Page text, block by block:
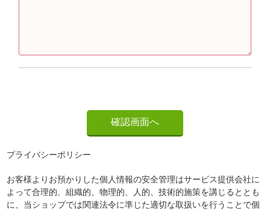
プライバシーポリシー
お客様よりお預かりした個人情報の安全管理はサービス提供会社に
よって合理的、組織的、物理的、人的、技術的施策を講じるととも
に、当ショップでは関連法令に準じた適切な取扱いを行うことで個